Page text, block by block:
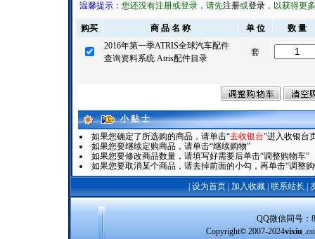
温馨提示： 您还没有注册或登录，请先注册或登录 ，以获得更
购买 商 品 名 称 单 位
数 量
2016年第一季ATRIS全球汽车配件
查询资料系统 Atris配件目录
套
小 贴 士
如果您确定了所选购的商品，请单击“去收银台”进入收银台
如果您要继续定购商品，请单击“继续购物”
如果您要修改商品数量，请填写好需要后单击“调整购物车”
如果您要取消某个商品，请去掉前面的小勾，再单击“调整
设为首页| 加入收藏| 联系站长
QQ微信同号：
Copyright© 2007-2024vixiu